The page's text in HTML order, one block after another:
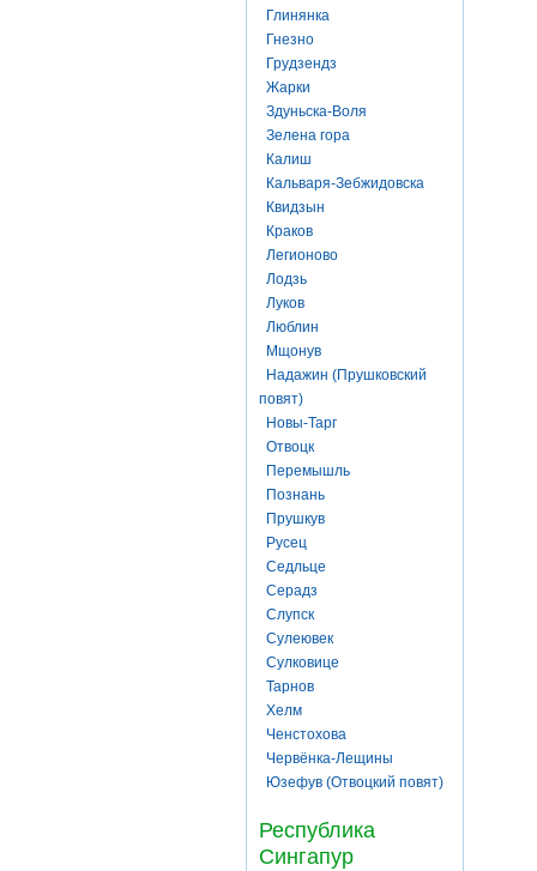
Глинянка
Гнезно
Грудзендз
Жарки
Здуньска-Воля
Зелена гора
Калиш
Кальваря-Зебжидовска
Квидзын
Краков
Легионово
Лодзь
Луков
Люблин
Мщонув
Надажин (Прушковский
повят)
Новы-Тарг
Отвоцк
Перемышль
Познань
Прушкув
Русец
Седльце
Серадз
Слупск
Сулеювек
Сулковице
Тарнов
Хелм
Ченстохова
Червёнка-Лещины
Юзефув (Отвоцкий повят)
Республика
Сингапур